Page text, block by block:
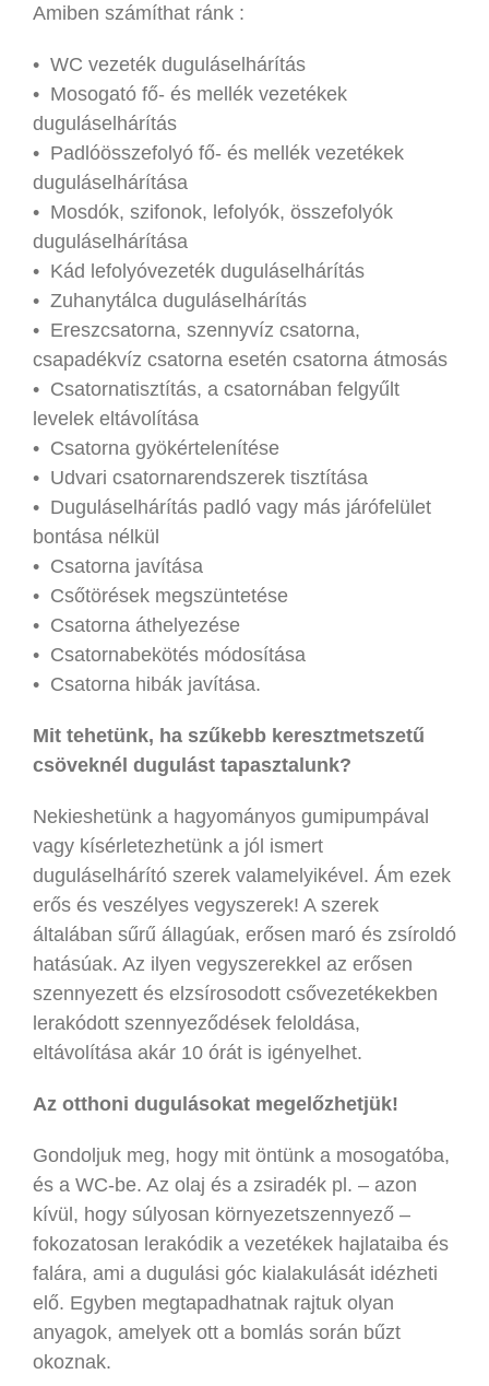
Amiben számíthat ránk :
• WC vezeték duguláselhárítás
• Mosogató fő- és mellék vezetékek
duguláselhárítás
• Padlóösszefolyó fő- és mellék vezetékek
duguláselhárítása
• Mosdók, szifonok, lefolyók, összefolyók
duguláselhárítása
• Kád lefolyóvezeték duguláselhárítás
• Zuhanytálca duguláselhárítás
• Ereszcsatorna, szennyvíz csatorna,
csapadékvíz csatorna esetén csatorna átmosás
• Csatornatisztítás, a csatornában felgyűlt
levelek eltávolítása
• Csatorna gyökértelenítése
• Udvari csatornarendszerek tisztítása
• Duguláselhárítás padló vagy más járófelület
bontása nélkül
• Csatorna javítása
• Csőtörések megszüntetése
• Csatorna áthelyezése
• Csatornabekötés módosítása
• Csatorna hibák javítása.
Mit tehetünk, ha szűkebb keresztmetszetű
csöveknél dugulást tapasztalunk?
Nekieshetünk a hagyományos gumipumpával
vagy kísérletezhetünk a jól ismert
duguláselhárító szerek valamelyikével. Ám ezek
erős és veszélyes vegyszerek! A szerek
általában sűrű állagúak, erősen maró és zsíroldó
hatásúak. Az ilyen vegyszerekkel az erősen
szennyezett és elzsírosodott csővezetékekben
lerakódott szennyeződések feloldása,
eltávolítása akár 10 órát is igényelhet.
Az otthoni dugulásokat megelőzhetjük!
Gondoljuk meg, hogy mit öntünk a mosogatóba,
és a WC-be. Az olaj és a zsiradék pl. – azon
kívül, hogy súlyosan környezetszennyező –
fokozatosan lerakódik a vezetékek hajlataiba és
falára, ami a dugulási góc kialakulását idézheti
elő. Egyben megtapadhatnak rajtuk olyan
anyagok, amelyek ott a bomlás során bűzt
okoznak.